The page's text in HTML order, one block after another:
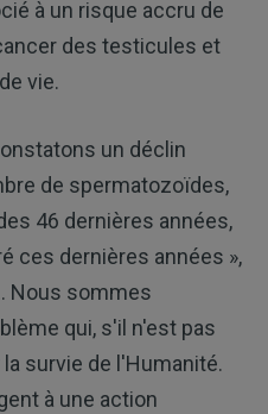
à un risque accru de
des testicules et
vie.
un déclin
de spermatozoïdes,
46 dernières années,
ces dernières années »,
Nous sommes
qui, s'il n'est pas
survie de l'Humanité.
à une action